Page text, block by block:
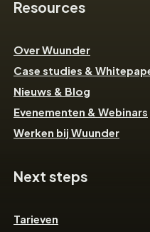
Resources
Over Wuunder
Case studies &
Nieuws & Blog
Evenementen & Webinars
Werken bij Wuunder
Next steps
Tarieven